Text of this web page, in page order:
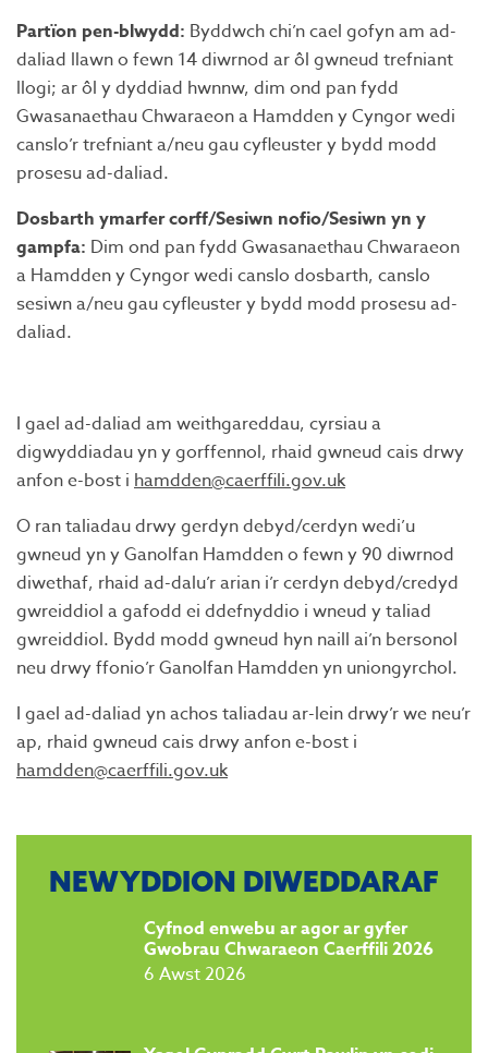
Partïon pen-blwydd: Byddwch chi’n cael gofyn am ad-
daliad llawn o fewn 14 diwrnod ar ôl gwneud trefniant
llogi; ar ôl y dyddiad hwnnw, dim ond pan fydd
Gwasanaethau Chwaraeon a Hamdden y Cyngor wedi
canslo’r trefniant a/neu gau cyfleuster y bydd modd
prosesu ad-daliad.
Dosbarth ymarfer corff/Sesiwn nofio/Sesiwn yn y
gampfa: Dim ond pan fydd Gwasanaethau Chwaraeon
a Hamdden y Cyngor wedi canslo dosbarth, canslo
sesiwn a/neu gau cyfleuster y bydd modd prosesu ad-
daliad.
I gael ad-daliad am weithgareddau, cyrsiau a
digwyddiadau yn y gorffennol, rhaid gwneud cais drwy
anfon e-bost i hamdden@caerffili.gov.uk
O ran taliadau drwy gerdyn debyd/cerdyn wedi’u
gwneud yn y Ganolfan Hamdden o fewn y 90 diwrnod
diwethaf, rhaid ad-dalu’r arian i’r cerdyn debyd/credyd
gwreiddiol a gafodd ei ddefnyddio i wneud y taliad
gwreiddiol. Bydd modd gwneud hyn naill ai’n bersonol
neu drwy ffonio’r Ganolfan Hamdden yn uniongyrchol.
I gael ad-daliad yn achos taliadau ar-lein drwy’r we neu’r
ap, rhaid gwneud cais drwy anfon e-bost i
hamdden@caerffili.gov.uk
NEWYDDION DIWEDDARAF
Cyfnod enwebu ar agor ar gyfer
Gwobrau Chwaraeon Caerffili 2026
6 Awst 2026